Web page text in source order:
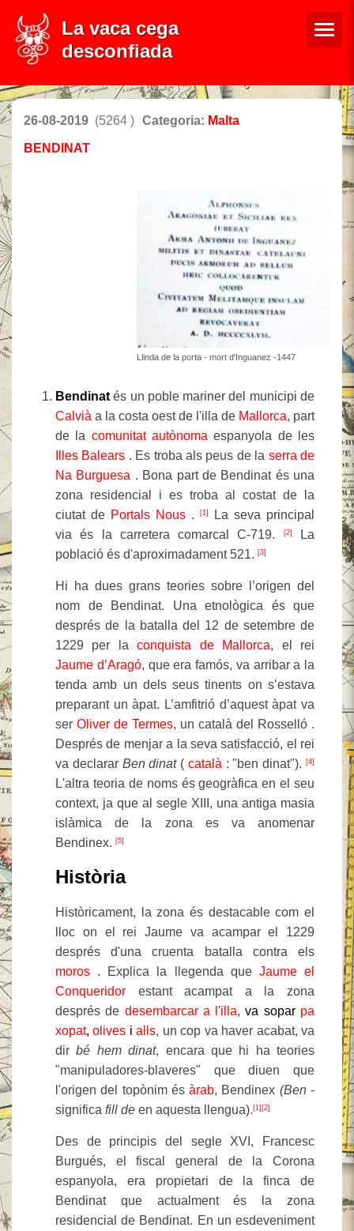
La vaca cega
desconfiada
26-08-2019 (5264 ) Categoria: Malta
BENDINAT
Llinda de la porta - mort d'Inguanez -1447
Bendinat és un poble mariner del municipi de
Calvià a la costa oest de l'illa de Mallorca, part
de la comunitat autònoma espanyola de les
Illes Balears . Es troba als peus de la serra de
Na Burguesa . Bona part de Bendinat és una
zona residencial i es troba al costat de la
ciutat de Portals Nous . [1]
La seva principal
via és la carretera comarcal C-719.
[2]
La
població és d'aproximadament 521. [3]
Hi ha dues grans teories sobre l’origen del
nom de Bendinat. Una etnològica és que
després de la batalla del 12 de setembre de
1229 per laconquista de Mallorca, el rei
Jaume d’Aragó, que era famós, va arribar a la
tenda amb un dels seus tinents on s’estava
preparant un àpat. L’amfitrió d’aquest àpat va
ser Oliver de Termes, un català del Rosselló .
Després de menjar a la seva satisfacció, el rei
va declarar Ben dinat( català : "ben dinat").[4]
L'altra teoria de noms és geogràfica en el seu
context, ja que al segle XIII, una antiga masia
islàmica de la zona es va anomenar
Bendinex. [5]
Història
Històricament, la zona és destacable com el
lloc on el rei Jaume va acampar el 1229
després d'una cruenta batalla contra els
moros . Explica la llegenda que Jaume el
Conqueridor estant acampat a la zona
després de desembarcar a l'illa,va sopar pa
xopat,olives ialls, un cop va haver acabat, va
dirbé hem dinat, encara que hi ha teories
"manipuladores-blaveres" que diuen que
l'origen del topònim ésàrab, Bendinex (Ben-
significa fill de en aquesta llengua). [1] [2]
Des de principis del segle XVI, Francesc
Burgués, el fiscal general de la Corona
espanyola, era propietari de la finca de
Bendinat que actualment és la zona
residencial de Bendinat. En un esdeveniment